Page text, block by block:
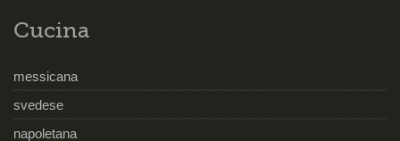
Cucina
messicana
svedese
napoletana